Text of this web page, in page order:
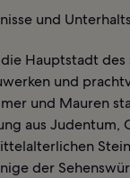
und
Hauptstadt
und
und Mauren
aus Judentum,
der